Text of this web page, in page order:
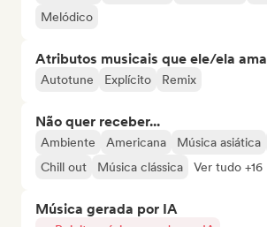
Melódico
Atributos musicais que ele/ela ama
Autotune Explícito Remix
Não quer receber...
Ambiente Americana Música asiática
Chill out
Música clássica Ver tudo +16
Música gerada por IA